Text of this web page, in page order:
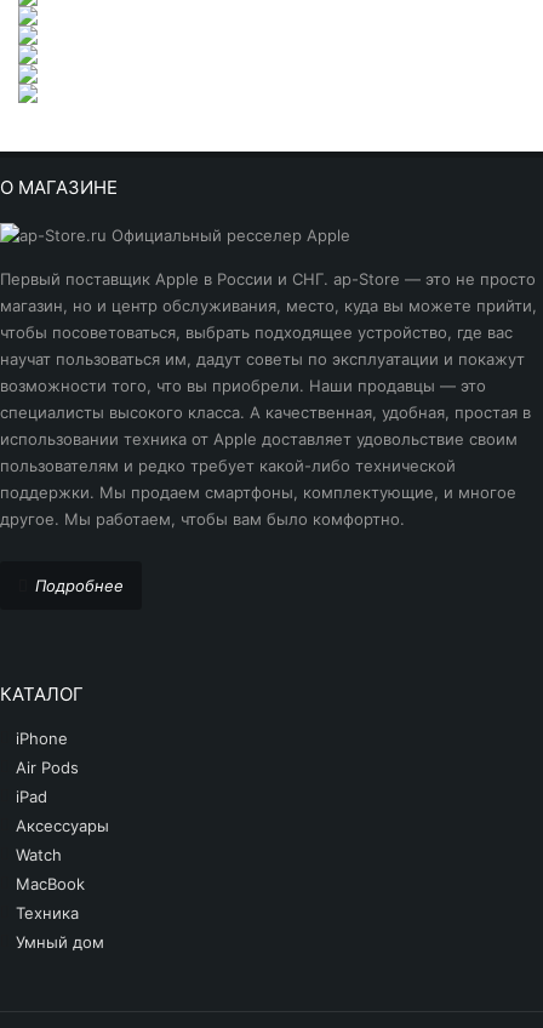
О МАГАЗИНЕ
Первый поставщик Apple в России и СНГ. ap-Store — это не просто
магазин, но и центр обслуживания, место, куда вы можете прийти,
чтобы посоветоваться, выбрать подходящее устройство, где вас
научат пользоваться им, дадут советы по эксплуатации и покажут
возможности того, что вы приобрели. Наши продавцы — это
специалисты высокого класса. А качественная, удобная, простая в
использовании техника от Apple доставляет удовольствие своим
пользователям и редко требует какой-либо технической
поддержки. Мы продаем смартфоны, комплектующие, и многое
другое. Мы работаем, чтобы вам было комфортно.
Подробнее
КАТАЛОГ
iPhone
Air Pods
iPad
Аксессуары
Watch
MacBook
Техника
Умный дом